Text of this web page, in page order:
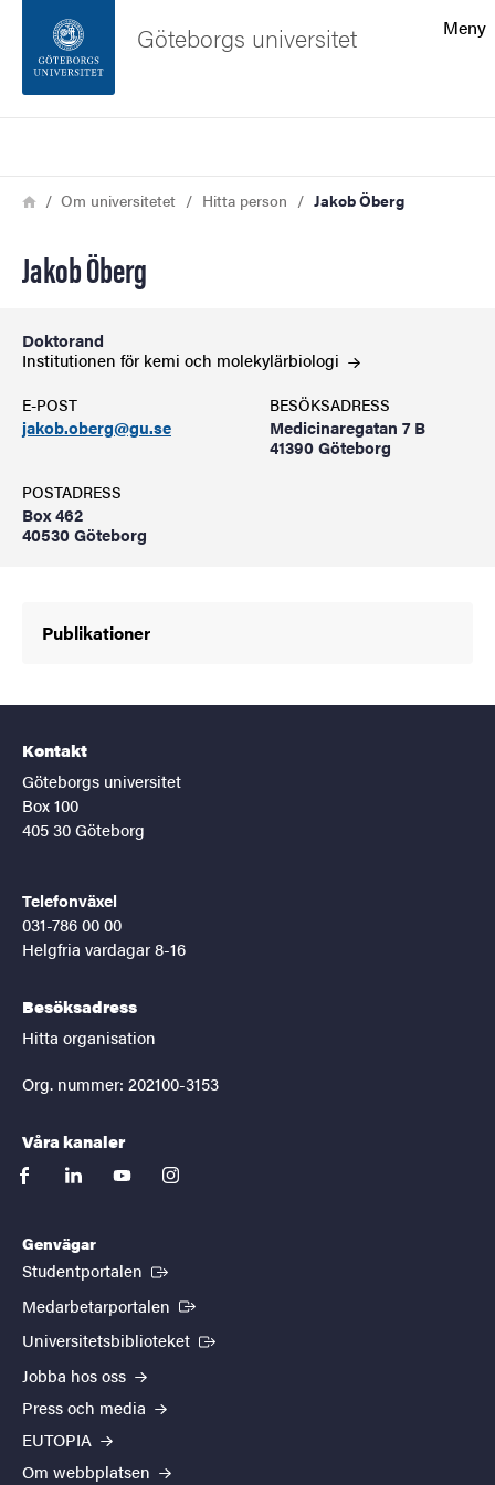
Sidfoten
Meny
Göteborgs universitet
Länkstig
HemOm universitetet Hitta person Jakob Öberg
Jakob Öberg
Doktorand
Institutionen för kemi och molekylärbiologi
E-POST
jakob.oberg@gu.se
BESÖKSADRESS
Medicinaregatan 7 B
41390 Göteborg
POSTADRESS
Box 462
40530 Göteborg
Publikationer
Kontakt
Göteborgs universitet
Box 100
405 30 Göteborg
Telefonväxel
031-786 00 00
Helgfria vardagar 8-16
Besöksadress
Hitta organisation
Org. nummer: 202100-3153
Våra kanaler
facebooklinkedinyoutubeinstagram
Genvägar
Studentportalen (Extern länk)
Medarbetarportalen (Extern länk)
Universitetsbiblioteket (Extern länk)
Jobba hos oss
Press och media
EUTOPIA
Om webbplatsen